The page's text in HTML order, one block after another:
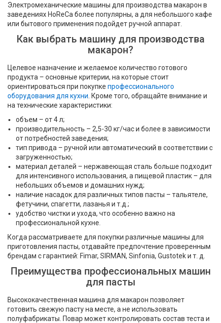
Электромеханические машины для производства макарон в
заведениях HoReCa более популярны, а для небольшого кафе
или бытового применения подойдет ручной аппарат.
Как выбрать машину для производства
макарон?
Целевое назначение и желаемое количество готового
продукта – основные критерии, на которые стоит
ориентироваться при покупке профессионального
оборудования для кухни . Кроме того, обращайте внимание и
на технические характеристики:
объем – от 4 л;
производительность – 2,5-30 кг/час и более в зависимости
от потребностей заведения;
тип привода – ручной или автоматический в соответствии с
загруженностью;
материал деталей – нержавеющая сталь больше подходит
для интенсивного использования, а пищевой пластик – для
небольших объемов и домашних нужд;
наличие насадок для различных типов пасты – тальятеле,
фетучини, спагетти, лазанья и т.д.;
удобство чистки и ухода, что особенно важно на
профессиональной кухне.
Когда рассматриваете для покупки различные машины для
приготовления пасты, отдавайте предпочтение проверенным
брендам с гарантией: Fimar, SIRMAN, Sinfonia, Gustotek и т. д.
Преимущества профессиональных машин
для пасты
Высококачественная машина для макарон позволяет
готовить свежую пасту на месте, а не использовать
полуфабрикаты. Повар может контролировать состав теста и